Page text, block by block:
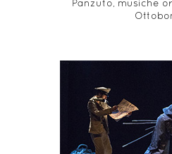
Panzuto, musiche